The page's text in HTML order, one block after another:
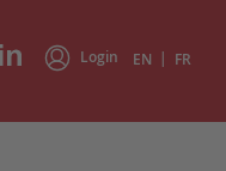
Login EN | FR